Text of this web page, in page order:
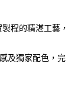
算日後寄送繳費提
直營門市／銀行轉
AFTEE先享後付」
可透過四大超商／
。
程的精湛工藝，
及獨家配色，完